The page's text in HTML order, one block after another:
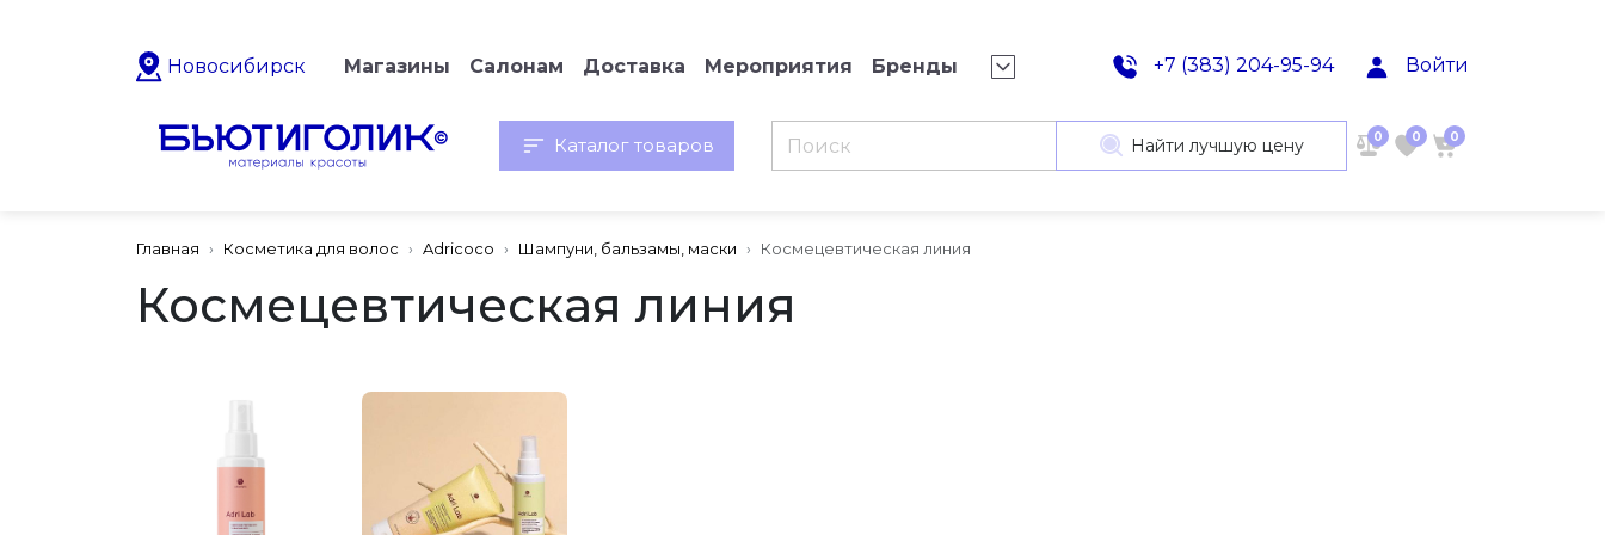
Новосибирск Магазины Салонам Доставка Мероприятия Бренды +7 (383) 204-95-94 Войти
Каталог товаров Найти лучшую цену 0 0 0
Главная Косметика для волос Adricoco Шампуни, бальзамы, маски Космецевтическая линия
Космецевтическая линия